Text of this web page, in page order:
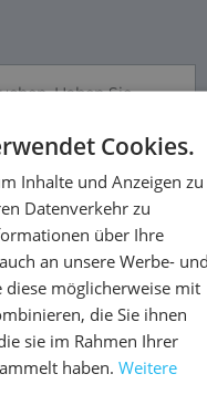
Schutzes
Umgangs mit
Dokumenten.
Cookies.
Inhalte und Anzeigen zu
Datenverkehr zu
über Ihre
an unsere Werbe-
möglicherweise mit
die Sie ihnen
sie im Rahmen Ihrer
haben.Weitere